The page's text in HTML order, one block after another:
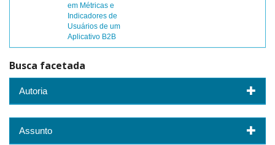
em Métricas e
Indicadores de
Usuários de um
Aplicativo B2B
Busca facetada
Autoria
Assunto